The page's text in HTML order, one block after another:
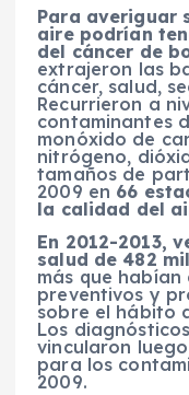
Para averiguar
aire podrían
del cáncer de
extrajeron las
cáncer, salud,
Recurrieron a
contaminantes
monóxido de
nitrógeno,
tamaños de
2009 en 66
la calidad del
En 2012-2013,
salud de 482
más que
preventivos y
sobre el hábito
Los
vincularon
para los
2009.